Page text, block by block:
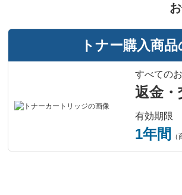
トナー購入商
すべての
返金・
有効期限
1年間